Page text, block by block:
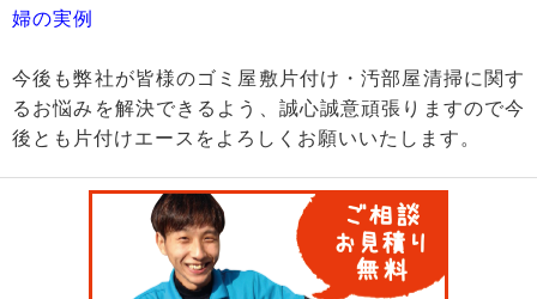
婦の実例
今後も弊社が皆様のゴミ屋敷片付け・汚部屋清掃に関す
るお悩みを解決できるよう、誠心誠意頑張りますので今
後とも片付けエースをよろしくお願いいたします。